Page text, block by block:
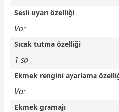
Sesli uyarı özelliği
Var
Sıcak tutma özelliği
1 sa
Ekmek rengini ayarlama
Var
Ekmek gramajı